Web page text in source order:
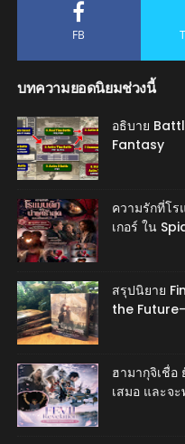
FB
บทความยอดนิยมช่วงนี้
อธิบาย
Fantasy
ความรักที่โร
เกอร์ ใน
สรุปนิยาย
the Future-
ฮามากุจิเชื่อ
เสมอ และจ